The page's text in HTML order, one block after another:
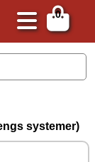
0
systemer)